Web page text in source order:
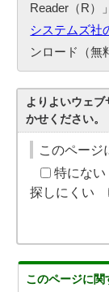
Reader（R）
システムズ社
ンロード（無
よりよいウェ
かせください。
このページ
特にない
探しにくい
このページに関